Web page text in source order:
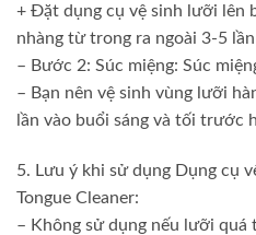
+ Đặt dụng cụ vệ sinh lưỡi lên
nhàng từ trong ra ngoài 3-5 lần
– Bước 2: Súc miệng: Súc
– Bạn nên vệ sinh vùng lưỡi
lần vào buổi sáng và tối trước
5. Lưu ý khi sử dụng Dụng cụ
Tongue Cleaner:
– Không sử dụng nếu lưỡi quá